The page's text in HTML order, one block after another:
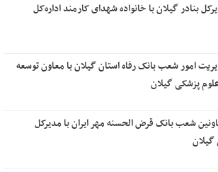
بنادر گیلان با خانواده شهدای کارمند اداره‌کل
امور شعب بانک رفاه استان گیلان با معاون توسعه
پزشکی گیلان
شعب بانک قرض الحسنه مهر ایران با مدیرکل